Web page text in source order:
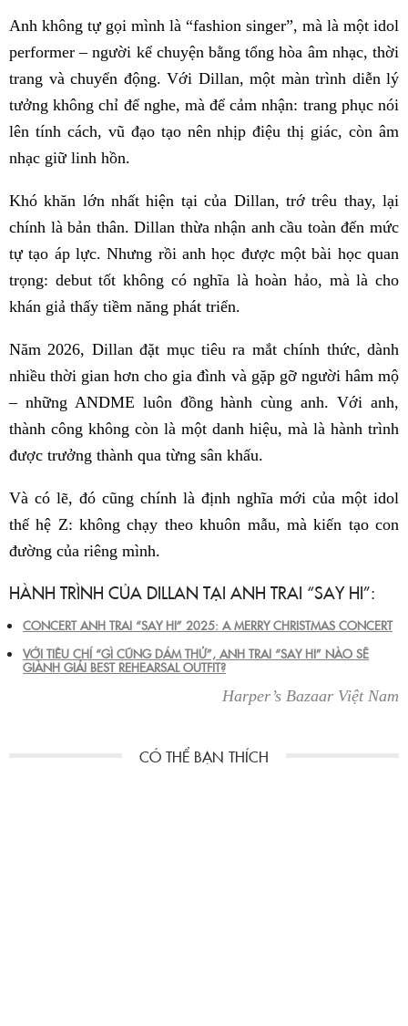
Anh không tự gọi mình là “fashion singer”, mà là một idol
performer – người kể chuyện bằng tổng hòa âm nhạc, thời
trang và chuyển động. Với Dillan, một màn trình diễn lý
tưởng không chỉ để nghe, mà để cảm nhận: trang phục nói
lên tính cách, vũ đạo tạo nên nhịp điệu thị giác, còn âm
nhạc giữ linh hồn.
Khó khăn lớn nhất hiện tại của Dillan, trớ trêu thay, lại
chính là bản thân. Dillan thừa nhận anh cầu toàn đến mức
tự tạo áp lực. Nhưng rồi anh học được một bài học quan
trọng: debut tốt không có nghĩa là hoàn hảo, mà là cho
khán giả thấy tiềm năng phát triển.
Năm 2026, Dillan đặt mục tiêu ra mắt chính thức, dành
nhiều thời gian hơn cho gia đình và gặp gỡ người hâm mộ
– những ANDME luôn đồng hành cùng anh. Với anh,
thành công không còn là một danh hiệu, mà là hành trình
được trưởng thành qua từng sân khấu.
Và có lẽ, đó cũng chính là định nghĩa mới của một idol
thế hệ Z: không chạy theo khuôn mẫu, mà kiến tạo con
đường của riêng mình.
HÀNH TRÌNH CỦA DILLAN TẠI ANH TRAI “SAY HI”:
CONCERT ANH TRAI “SAY HI” 2025: A MERRY CHRISTMAS CONCERT
VỚI TIÊU CHÍ “GÌ CŨNG DÁM THỬ”, ANH TRAI “SAY HI” NÀO SẼ
GIÀNH GIẢI BEST REHEARSAL OUTFIT?
Harper’s Bazaar Việt Nam